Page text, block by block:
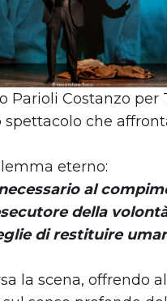
Parioli Costanzo
spettacolo che
eterno:
al
della
di restituire
la scena, offrendo